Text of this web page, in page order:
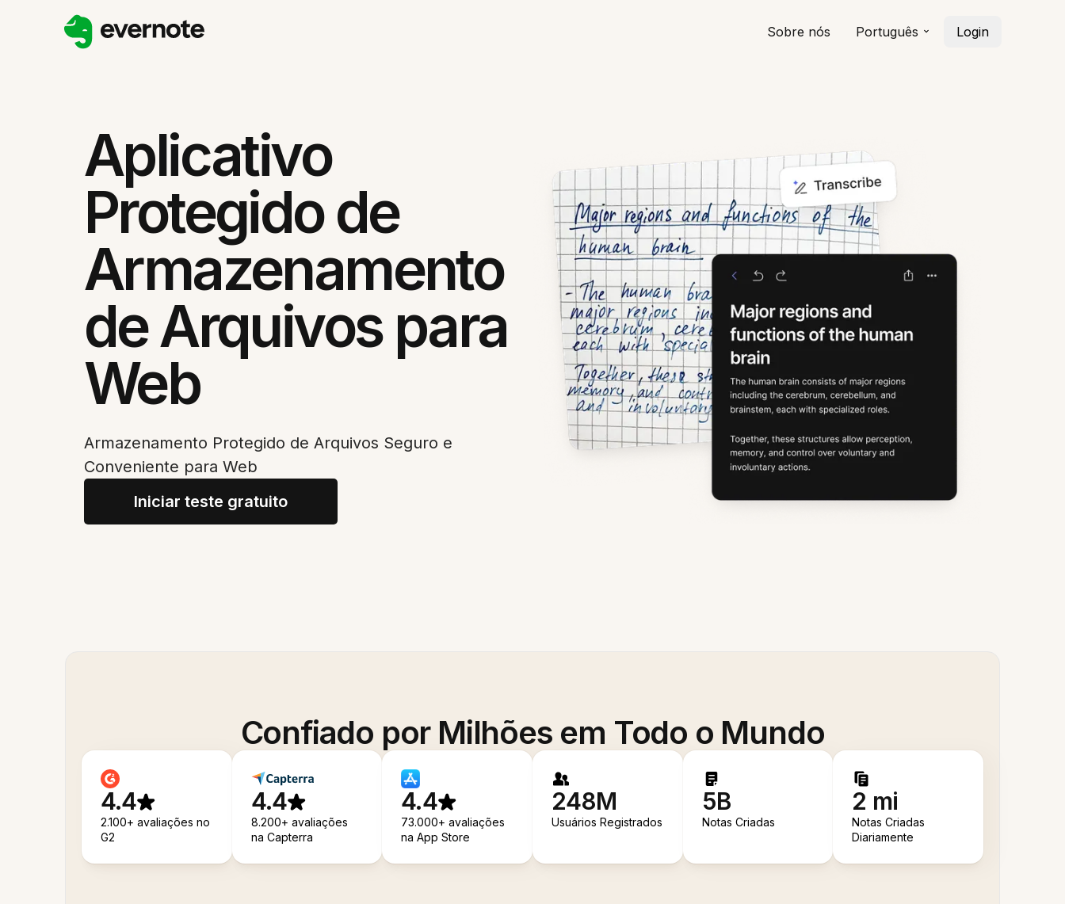
Sobre nós Português Login
Aplicativo
Protegido de
Armazenamento
de Arquivos para
Web
Armazenamento Protegido de Arquivos Seguro e
Conveniente para Web
Iniciar teste gratuito
Confiado por Milhões em Todo o Mundo
4.4
2.100+ avaliações no
G2
4.4
8.200+ avaliações
na Capterra
4.4
73.000+ avaliações
na App Store
248M
Usuários Registrados
5B
Notas Criadas
2 mi
Notas Criadas
Diariamente